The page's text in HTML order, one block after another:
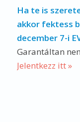
Ha te is
akkor fektess
december 7-i
Garantáltan
Jelentkezz itt »